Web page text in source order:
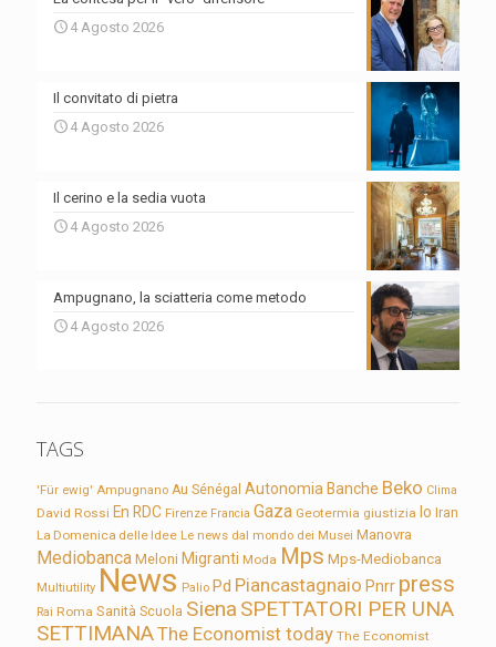
4 Agosto 2026
Il convitato di pietra
4 Agosto 2026
Il cerino e la sedia vuota
4 Agosto 2026
Ampugnano, la sciatteria come metodo
4 Agosto 2026
TAGS
'Für ewig' Ampugnano Au Sénégal Autonomia Banche Beko Clima
David Rossi En RDC Firenze Francia Gaza Geotermia giustizia Io Iran
La Domenica delle Idee Le news dal mondo dei Musei Manovra
Mediobanca Meloni Migranti Moda Mps Mps-Mediobanca
Multiutility News Palio Pd Piancastagnaio Pnrr press
Rai Roma Sanità Scuola Siena SPETTATORI PER UNA
SETTIMANAThe Economist today The Economist